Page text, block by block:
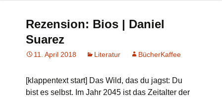
Rezension: Bios | Daniel
Suarez
11. April 2018 Literatur BücherKaffee
[klappentext start] Das Wild, das du jagst: Du
bist es selbst. Im Jahr 2045 ist das Zeitalter der